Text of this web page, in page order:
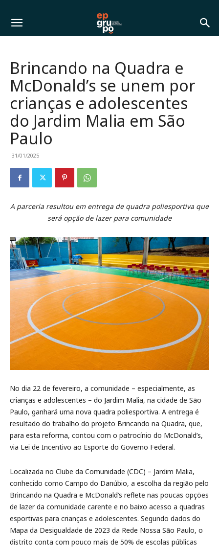
Brincando na Quadra e
McDonald’s se unem por
crianças e adolescentes
do Jardim Malia em São
Paulo
31/01/2025
A parceria resultou em entrega de quadra poliesportiva que
será opção de lazer para comunidade
No dia 22 de fevereiro, a comunidade – especialmente, as
crianças e adolescentes – do Jardim Malia, na cidade de São
Paulo, ganhará uma nova quadra poliesportiva. A entrega é
resultado do trabalho do projeto Brincando na Quadra, que,
para esta reforma, contou com o patrocínio do McDonald’s,
via Lei de Incentivo ao Esporte do Governo Federal.
Localizada no Clube da Comunidade (CDC) – Jardim Malia,
conhecido como Campo do Danúbio, a escolha da região pelo
Brincando na Quadra e McDonald’s reflete nas poucas opções
de lazer da comunidade carente e no baixo acesso a quadras
esportivas para crianças e adolescentes. Segundo dados do
Mapa da Desigualdade de 2023 da Rede Nossa São Paulo, o
distrito conta com pouco mais de 50% de escolas públicas